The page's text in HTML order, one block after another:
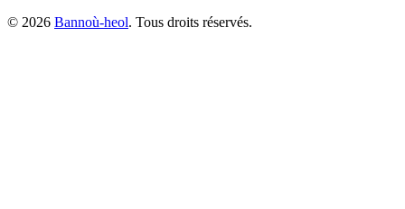
© 2026 Bannoù-heol. Tous droits réservés.